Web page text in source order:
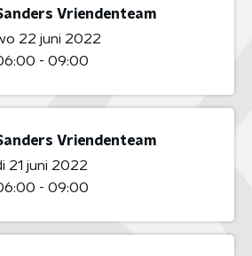
Vriendenteam
22 juni 2022
- 09:00
Vriendenteam
21 juni 2022
- 09:00